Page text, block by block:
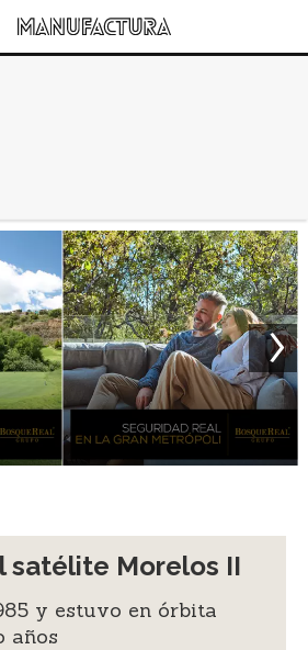
satélite Morelos II
y estuvo en órbita
años